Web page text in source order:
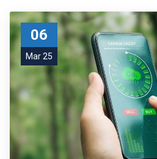
06
Mar 25